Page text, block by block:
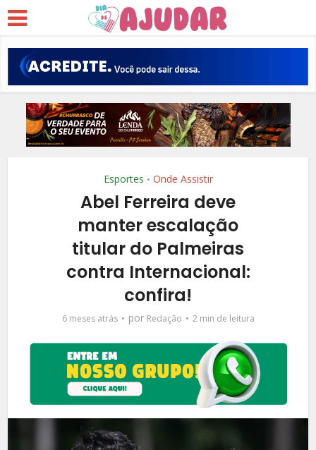
Esportes • Onde Assistir
Abel Ferreira deve
manter escalação
titular do Palmeiras
contra Internacional:
confira!
6 meses atrás por Redação 2 min de leitura